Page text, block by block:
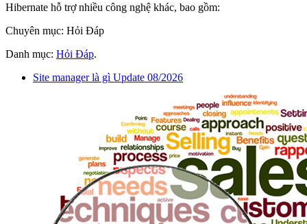
Hibernate hỗ trợ nhiều công nghệ khác, bao gồm:
Chuyên mục: Hỏi Đáp
Danh mục: Hỏi Đáp.
Site manager là gì Update 08/2026